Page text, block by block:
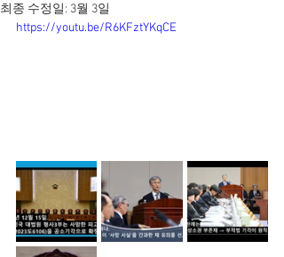
최종 수정일: 3월 3일
https://youtu.be/R6KFztYKqCE